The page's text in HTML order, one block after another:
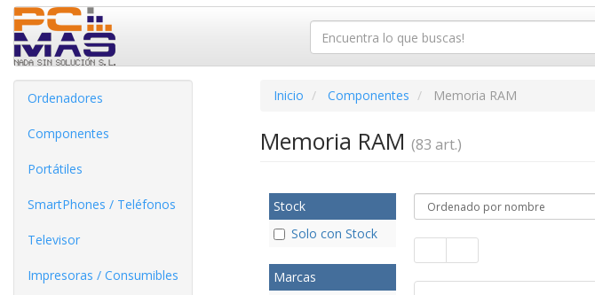
Ordenadores
Componentes
Portátiles
SmartPhones / Teléfonos
Televisor
Impresoras / Consumibles
Inicio Componentes Memoria RAM
Memoria RAM (83 art.)
Stock
Solo con Stock
Marcas